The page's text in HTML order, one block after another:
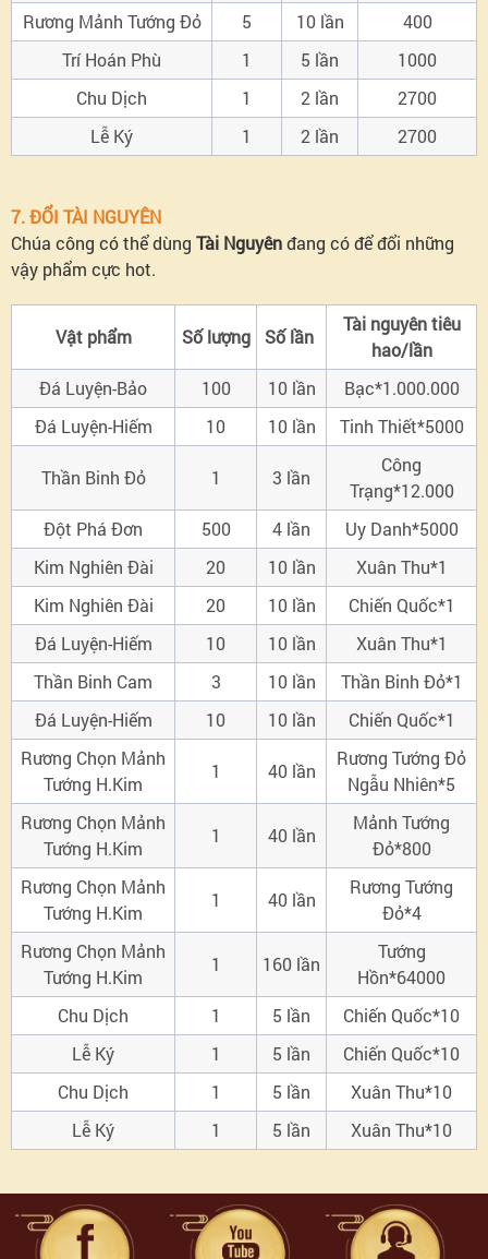
Rương Mảnh Tướng Đỏ
5 10 lần
400
Trí Hoán Phù
1 5 lần
1000
Chu Dịch
1 2 lần
2700
Lễ Ký
1 2 lần 2700
7. ĐỔI TÀI NGUYÊN
Chúa công có thể dùng Tài Nguyênđang có để đổi những
vậy phẩm cực hot.
Vật phẩm Số lượng Số lần
Tài nguyên tiêu
hao/lần
Đá Luyện-Bảo
100 10 lần
Bạc*1.000.000
Đá Luyện-Hiếm
10 10 lần Tinh Thiết*5000
Thần Binh Đỏ 1 3 lần
Công
Trạng*12.000
Đột Phá Đơn
500 4 lần
Uy Danh*5000
Kim Nghiên Đài
20 10 lần
Xuân Thu*1
Kim Nghiên Đài
20 10 lần
Chiến Quốc*1
Đá Luyện-Hiếm
10 10 lần
Xuân Thu*1
Thần Binh Cam
3 10 lần
Thần Binh Đỏ*1
Đá Luyện-Hiếm
10 10 lần
Chiến Quốc*1
Rương Chọn Mảnh
Tướng H.Kim
1 40 lần
Rương Tướng Đỏ
Ngẫu Nhiên*5
Rương Chọn Mảnh
Tướng H.Kim
1 40 lần
Mảnh Tướng
Đỏ*800
Rương Chọn Mảnh
Tướng H.Kim
1 40 lần
Rương Tướng
Đỏ*4
Rương Chọn Mảnh
Tướng H.Kim
1 160 lần
Tướng
Hồn*64000
Chu Dịch
1 5 lần
Chiến Quốc*10
Lễ Ký
1 5 lần
Chiến Quốc*10
Chu Dịch
1 5 lần
Xuân Thu*10
Lễ Ký
1 5 lần Xuân Thu*10